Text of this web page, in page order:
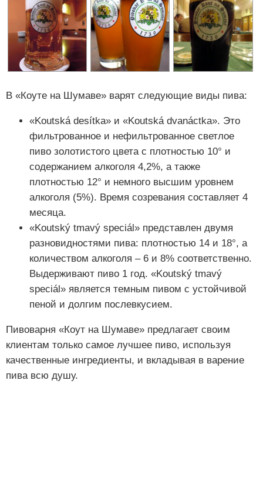
В «Коуте на Шумаве» варят следующие виды пива:
«Koutská desítka» и «Koutská dvanáctka». Это
фильтрованное и нефильтрованное светлое
пиво золотистого цвета с плотностью 10° и
содержанием алкоголя 4,2%, а также
плотностью 12° и немного высшим уровнем
алкоголя (5%). Время созревания составляет 4
месяца.
«Koutský tmavý speciál» представлен двумя
разновидностями пива: плотностью 14 и 18°, а
количеством алкоголя – 6 и 8% соответственно.
Выдерживают пиво 1 год. «Koutský tmavý
speciál» является темным пивом с устойчивой
пеной и долгим послевкусием.
Пивоварня «Коут на Шумаве» предлагает своим
клиентам только самое лучшее пиво, используя
качественные ингредиенты, и вкладывая в варение
пива всю душу.